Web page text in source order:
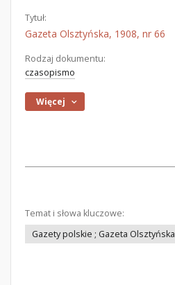
Tytuł:
Gazeta Olsztyńska, 1908, nr 66
Rodzaj dokumentu:
czasopismo
Więcej
Temat i słowa kluczowe:
Gazety polskie ; Gazeta Olsztyńska